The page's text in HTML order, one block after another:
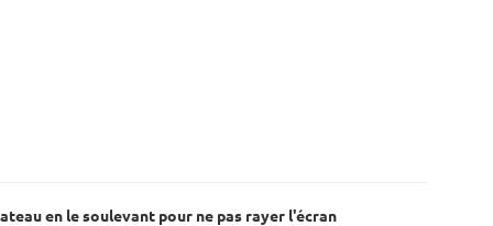
en le soulevant pour ne pas rayer l'écran